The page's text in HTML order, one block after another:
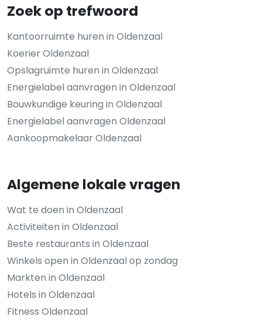
Zoek op trefwoord
Kantoorruimte huren in Oldenzaal
Koerier Oldenzaal
Opslagruimte huren in Oldenzaal
Energielabel aanvragen in Oldenzaal
Bouwkundige keuring in Oldenzaal
Energielabel aanvragen Oldenzaal
Aankoopmakelaar Oldenzaal
Algemene lokale vragen
Wat te doen in Oldenzaal
Activiteiten in Oldenzaal
Beste restaurants in Oldenzaal
Winkels open in Oldenzaal op zondag
Markten in Oldenzaal
Hotels in Oldenzaal
Fitness Oldenzaal